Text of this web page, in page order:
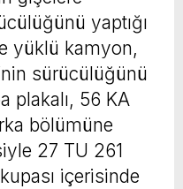
yaptığı
yüklü kamyon,
sürücülüğünü
plakalı, 56 KA
bölümüne
27 TU 261
içerisinde